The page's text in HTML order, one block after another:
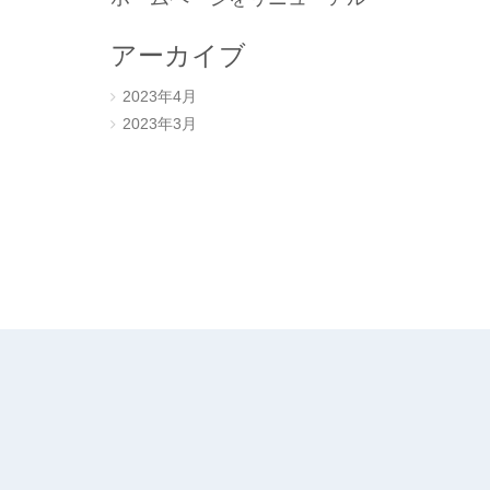
アーカイブ
2023年4月
2023年3月